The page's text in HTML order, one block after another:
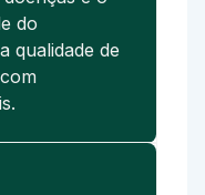
do
qualidade de